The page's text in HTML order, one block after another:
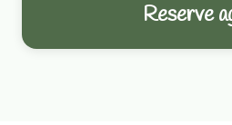
Reserve